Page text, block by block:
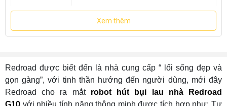
Lưu bản đồ 3 tầng
Chức năng
- Lau và hút đồng thời
- Cảm biến thảm thông minh, nâng hạ
đế lau khi gặp thảm
- Giặt giẻ lau trong quá trình robot làm
vieecj
Xem thêm
Redroad được biết đến là nhà cung cấp “ lối sống đẹp và
gọn gàng”, với tinh thần hướng đến người dùng, mới đây
Redroad cho ra mắt robot hút bụi lau nhà Redroad
G10 với nhiều tính năng thông minh được tích hợp như: Tự